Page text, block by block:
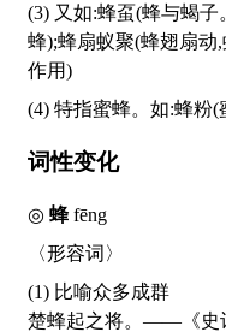
(3) 又如:蜂虿(蜂与蝎子。泛指小毒虫);蜂臣(指蜂王以外的众
蜂);蜂扇蚁聚(蜂翅扇动
作用)
(4) 特指蜜蜂。如:蜂
词性变化
蜂 fēng
〈形容词〉
(1) 比喻众多成群
楚蜂起之将。——《史